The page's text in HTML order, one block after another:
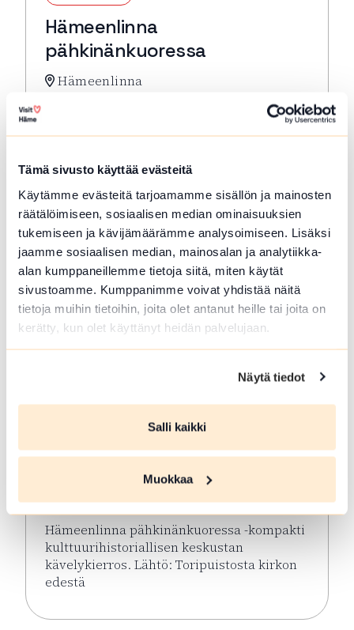
Tämä sivusto käyttää evästeitä
Käytämme evästeitä tarjoamamme sisällön ja mainosten
räätälöimiseen, sosiaalisen median ominaisuuksien
tukemiseen ja kävijämäärämme analysoimiseen. Lisäksi
jaamme sosiaalisen median, mainosalan ja analytiikka-
alan kumppaneillemme tietoja siitä, miten käytät
sivustoamme. Kumppanimme voivat yhdistää näitä
tietoja muihin tietoihin, joita olet antanut heille tai joita on
kerätty, kun olet käyttänyt heidän palvelujaan.
Näytä tiedot
Salli kaikki
Muokkaa
Hämeenlinna
pähkinänkuoressa
Hämeenlinna
Hämeenlinna pähkinänkuoressa -kompakti
kävelykierros. Lähtö: Toripuistosta kirkon
Lue lisää tapahtumasta Hämeenlinna
Hämeenlinna
pähkinänkuoressa
Hämeenlinna
Hämeenlinna pähkinänkuoressa -kompakti
kulttuurihistoriallisen keskustan
kävelykierros. Lähtö: Toripuistosta kirkon
edestä
Lue lisää tapahtumasta Hämeenlinna